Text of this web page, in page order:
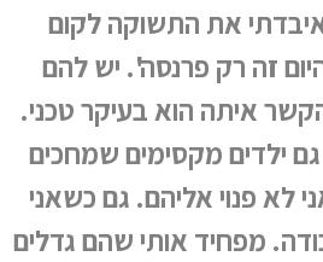
את התשוקה לקום
זה רק פרנסה'. יש להם
איתה הוא בעיקר טכני.
ילדים מקסימים שמחכים
לא פנוי אליהם. גם כשאני
מפחיד אותי שהם גדלים